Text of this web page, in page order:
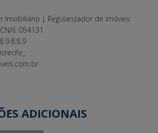
Imobiliário | Regularizador de imóveis
054131
ADICIONAIS